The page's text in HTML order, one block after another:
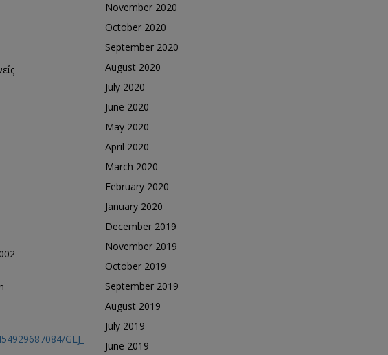
GLJ_Vol_07_No_07_Rau.pdf
November 2020
October 2020
September 2020
August 2020
July 2020
June 2020
May 2020
April 2020
March 2020
February 2020
January 2020
December 2019
November 2019
October 2019
September 2019
August 2019
July 2019
June 2019